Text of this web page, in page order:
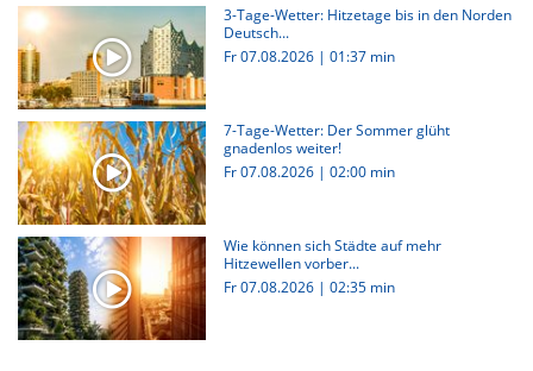
3-Tage-Wetter: Hitzetage bis in den Norden
Deutsch...
Fr 07.08.2026 | 01:37 min
7-Tage-Wetter: Der Sommer glüht
gnadenlos weiter!
Fr 07.08.2026 | 02:00 min
Wie können sich Städte auf mehr
Hitzewellen vorber...
Fr 07.08.2026 | 02:35 min